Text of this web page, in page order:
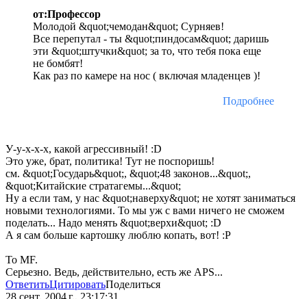
от:Профессор
Молодой &quot;чемодан&quot; Сурняев!
Все перепутал - ты &quot;пиндосам&quot; даришь
эти &quot;штучки&quot; за то, что тебя пока еще
не бомбят!
Как раз по камере на нос ( включая младенцев )!
Подробнее
У-у-х-х-х, какой агрессивный! :D
Это уже, брат, политика! Тут не поспоришь!
см. &quot;Государь&quot;, &quot;48 законов...&quot;,
&quot;Китайские стратагемы...&quot;
Ну а если там, у нас &quot;наверху&quot; не хотят заниматься
новыми технологиями. То мы уж с вами ничего не сможем
поделать... Надо менять &quot;верхи&quot; :D
А я сам больше картошку люблю копать, вот! :P
То МF.
Серьезно. Ведь, действительно, есть же APS...
ОтветитьЦитироватьПоделиться